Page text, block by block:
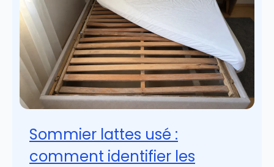
Sommier lattes usé :
comment identifier les